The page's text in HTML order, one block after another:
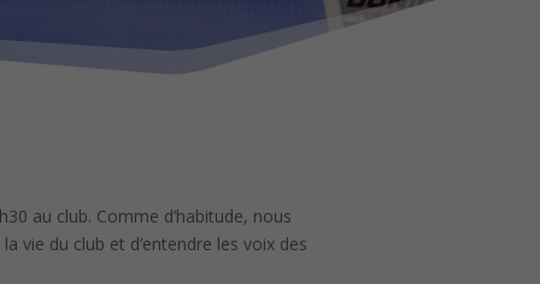
au club. Comme d’habitude, nous
vie du club et d’entendre les voix des